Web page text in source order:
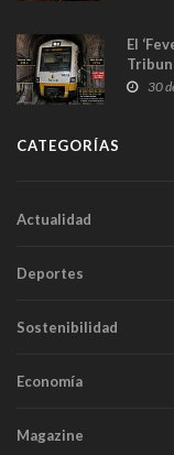
El
30
CATEGORÍAS
Actualidad
Deportes
Sostenibilidad
Economía
Magazine